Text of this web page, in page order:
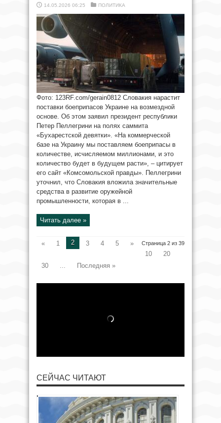
14.05.2026 06:25 ПОЛИТИКА
Фото: 123RF.com/gerain0812 Словакия нарастит
поставки боеприпасов Украине на возмездной
основе. Об этом заявил президент республики
Петер Пеллегрини на полях саммита
«Бухарестской девятки». «На коммерческой
базе на Украину мы поставляем боеприпасы в
количестве, исчисляемом миллионами, и это
количество будет в будущем расти», – цитирует
его сайт «Комсомольской правды». Пеллегрини
уточнил, что Словакия вложила значительные
средства в развитие оружейной
промышленности, которая в ...
Читать далее »
Страница 2 из 39
« 1 2 3 4 5
»
10
20
30
... Последняя »
СЕЙЧАС ЧИТАЮТ